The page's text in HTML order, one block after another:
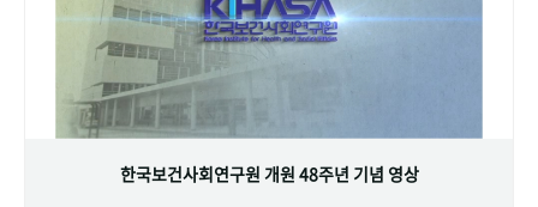
한국보건사회연구원 개원 48주년 기념 영상